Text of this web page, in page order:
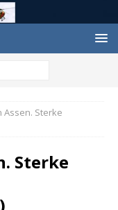
Sterke
Sterke